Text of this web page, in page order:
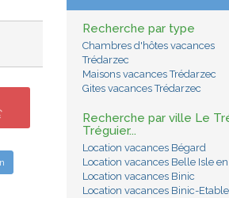
Recherche par type
Chambres d'hôtes vacances
Trédarzec
Maisons vacances Trédarzec
Gites vacances Trédarzec
Recherche par ville Le
Tréguier...
Location vacances Bégard
Location vacances Belle Isle en
Location vacances Binic
Location vacances Binic-